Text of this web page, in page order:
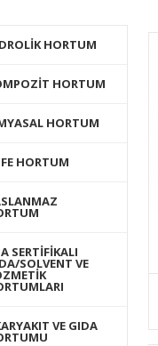
HORTUM
HORTUM
HORTUM
HORTUM
SERTİFİKALI
SOLVENT VE
VE GIDA